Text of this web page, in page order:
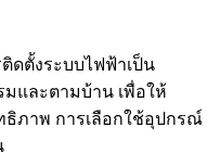
ดตั้งระบบไฟฟ้าเป็น
และตามบ้าน เพื่อให้
ภาพ การเลือกใช้อุปกรณ์